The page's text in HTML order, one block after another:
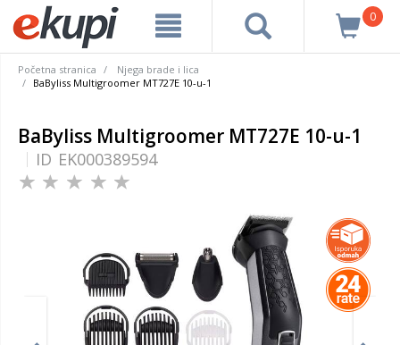
0
Početna stranica
Njega brade i lica
BaByliss Multigroomer MT727E 10-u-1
BaByliss Multigroomer MT727E 10-u-1
ID EK000389594